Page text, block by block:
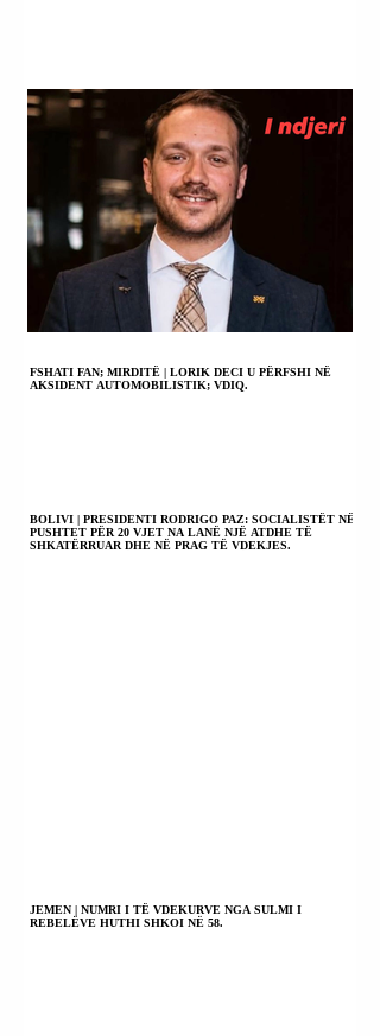
FSHATI FAN; MIRDITË | LORIK DECI U PËRFSHI NË
AKSIDENT AUTOMOBILISTIK; VDIQ.
BOLIVI | PRESIDENTI RODRIGO PAZ: SOCIALISTËT NË
PUSHTET PËR 20 VJET NA LANË NJË ATDHE TË
SHKATËRRUAR DHE NË PRAG TË VDEKJES.
JEMEN | NUMRI I TË VDEKURVE NGA SULMI I
REBELËVE HUTHI SHKOI NË 58.